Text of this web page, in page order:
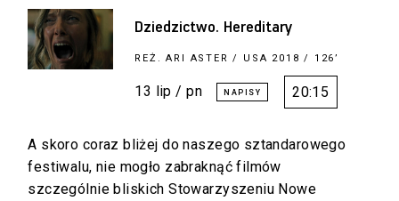
Dziedzictwo. Hereditary
REŻ.ARI ASTER / USA 2018 / 126’
13 lip / pn 20:15
A skoro coraz bliżej do naszego sztandarowego
festiwalu, nie mogło zabraknąć filmów
szczególnie bliskich Stowarzyszeniu Nowe